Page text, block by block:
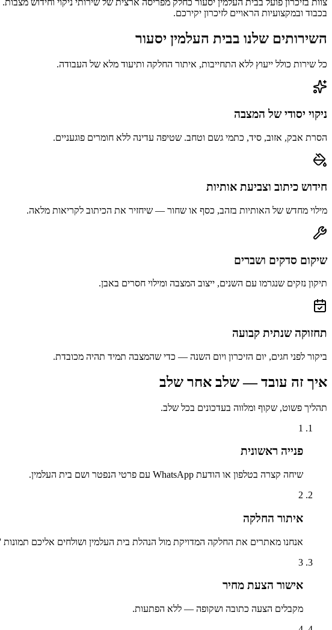
צוות בזיכרון פועל בבית העלמין יסעור כחלק מפריסה ארצית של שירותי ניקוי וחידוש
בכבוד ובמקצועיות הראויים לזיכרון יקירכם.
השירותים שלנו בבית העלמין יסעור
כל שירות כולל ייעוץ ללא התחייבות, איתור החלקה ותיעוד מלא של העבודה.
ניקוי יסודי של המצבה
הסרת אבק, אזוב, סיד, כתמי גשם וטחב. שטיפה עדינה ללא חומרים פוגעניים.
חידוש כיתוב וצביעת אותיות
מילוי מחדש של האותיות בזהב, כסף או שחור — שיחזיר את הכיתוב לקריאות מלאה.
שיקום סדקים ושברים
תיקון נזקים שנגרמו עם השנים, ייצוב המצבה ומילוי חסרים באבן.
תחזוקה שנתית קבועה
ביקור לפני חגים, יום הזיכרון ויום השנה — כדי שהמצבה תמיד תהיה מכובדת.
איך זה עובד — שלב אחר שלב
תהליך פשוט, שקוף ומלווה בעדכונים בכל שלב.
1
פנייה ראשונית
שיחה קצרה בטלפון או הודעת WhatsApp עם פרטי הנפטר ושם בית העלמין.
2
איתור החלקה
אנחנו מאתרים את החלקה המדויקת מול הנהלת בית העלמין ושולחים אליכם תמונות
3
אישור הצעת מחיר
מקבלים הצעה כתובה ושקופה — ללא הפתעות.